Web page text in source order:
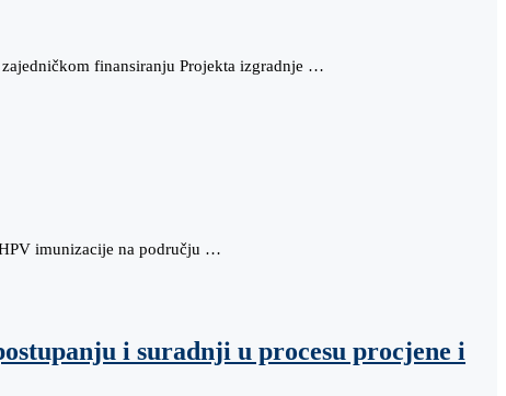
finansiranju Projekta izgradnje …
imunizacije na području …
i suradnji u procesu procjene i